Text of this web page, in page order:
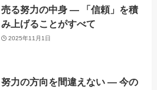
売る努力の中身 ― 「信頼」を積
み上げることがすべて
2025年11月1日
努力の方向を間違えない ― 今の